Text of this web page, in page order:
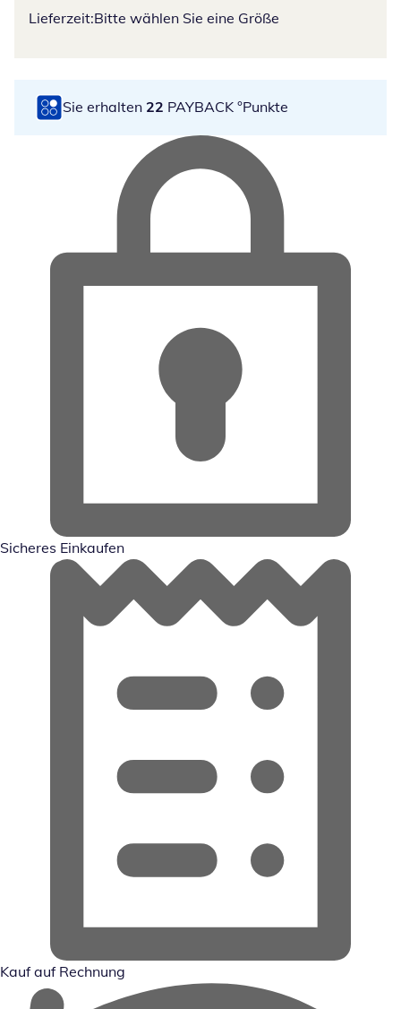
Lieferzeit:Bitte wählen Sie eine Größe
Sie erhalten 22 PAYBACK °Punkte
Sicheres Einkaufen
Kauf auf Rechnung